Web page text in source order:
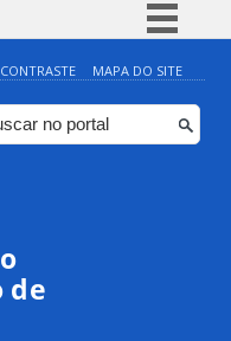
Simplifique!
Comunica BR
Participe
MAPA DO SITE
de